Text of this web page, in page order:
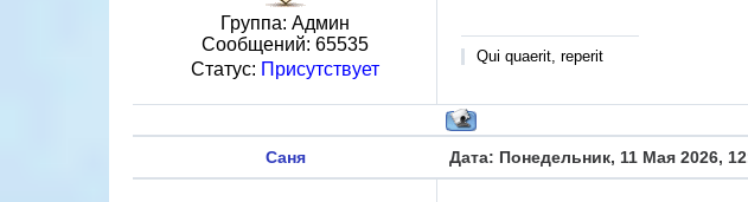
Группа: Админ
Сообщений: 65535
Статус: Присутствует
Qui quaerit, reperit
Саня Дата: Понедельник, 11 Мая 2026,